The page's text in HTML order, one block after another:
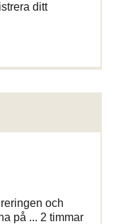
ditt
och
på ... 2 timmar